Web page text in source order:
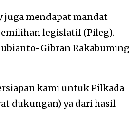
juga mendapat mandat
legislatif (Pileg).
Gibran Rakabuming
kami untuk Pilkada
dukungan) ya dari hasil